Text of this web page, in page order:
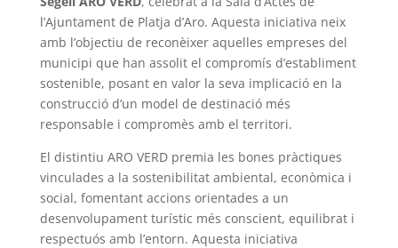
l’Ajuntament de Platja d’Aro. Aquesta iniciativa neix
amb l’objectiu de reconèixer aquelles empreses del
municipi que han assolit el compromís d’establiment
sostenible, posant en valor la seva implicació en la
construcció d’un model de destinació més
responsable i compromès amb el territori.
El distintiu ARO VERD premia les bones pràctiques
vinculades a la sostenibilitat ambiental, econòmica i
social, fomentant accions orientades a un
desenvolupament turístic més conscient, equilibrat i
respectuós amb l’entorn. Aquesta iniciativa